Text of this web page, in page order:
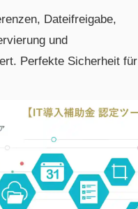
Dateifreigabe,
und
Perfekte Sicherheit für